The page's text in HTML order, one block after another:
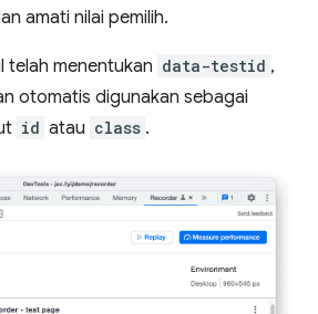
amati nilai pemilih.
telah menentukan data-testid ,
otomatis digunakan sebagai
id atau class .